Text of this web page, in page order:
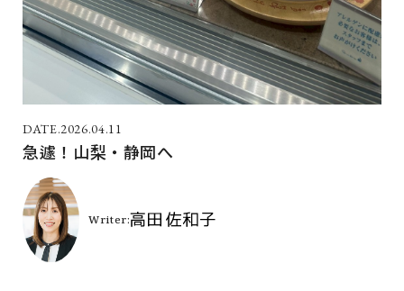
2026.04.11
急遽！山梨・静岡へ